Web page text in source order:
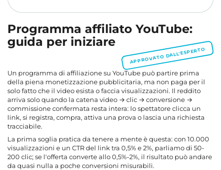
Regole, cookie e pagamenti decidono quanto incassi
davvero
Un link per ogni video, posizione e formato
Recensioni, confronti, tutorial e Shorts non portano lo
stesso clic
Recensione: fiducia, uso reale e limiti
Confronto: scelta tra alternative già considerate
Tutorial: link nel momento del bisogno
Lista di strumenti: confronto utile, clic più dispersi
Shorts: scoperta rapida, contesto limitato
CTR, CR, EPC e ricavo per mille: il calcolo senza fantasia
Formula di base
Programma affiliato YouTube:
guida per iniziare
APPROVATO DALL'ESPERTO
Un programma di affiliazione su YouTube può partire prima
della piena monetizzazione pubblicitaria, ma non paga per il
solo fatto che il video esista o faccia visualizzazioni. Il reddito
arriva solo quando la catena video → clic → conversione →
commissione confermata resta intera: lo spettatore clicca un
link, si registra, compra, attiva una prova o lascia una richiesta
tracciabile.
La prima soglia pratica da tenere a mente è questa: con 10.000
visualizzazioni e un CTR del link tra 0,5% e 2%, parliamo di 50-
200 clic; se l'offerta converte allo 0,5%-2%, il risultato può andare
da quasi nulla a poche conversioni misurabili.